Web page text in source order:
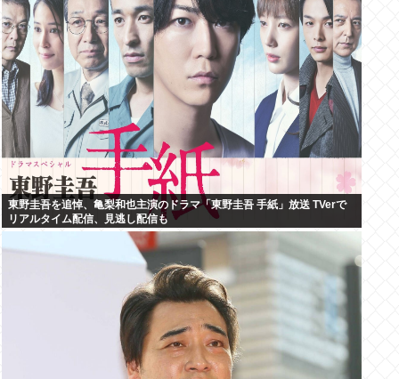
東野圭吾を追悼、亀梨和也主演のドラマ「東野圭吾 手紙」放送 TVerで
リアルタイム配信、見逃し配信も